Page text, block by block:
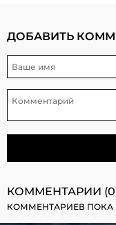
ДОБАВИТЬ
КОММЕНТАРИИ
КОММЕНТАРИЕВ ПОКА